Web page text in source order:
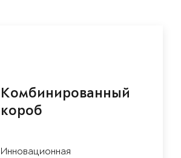
Комбинированный
короб
Инновационная